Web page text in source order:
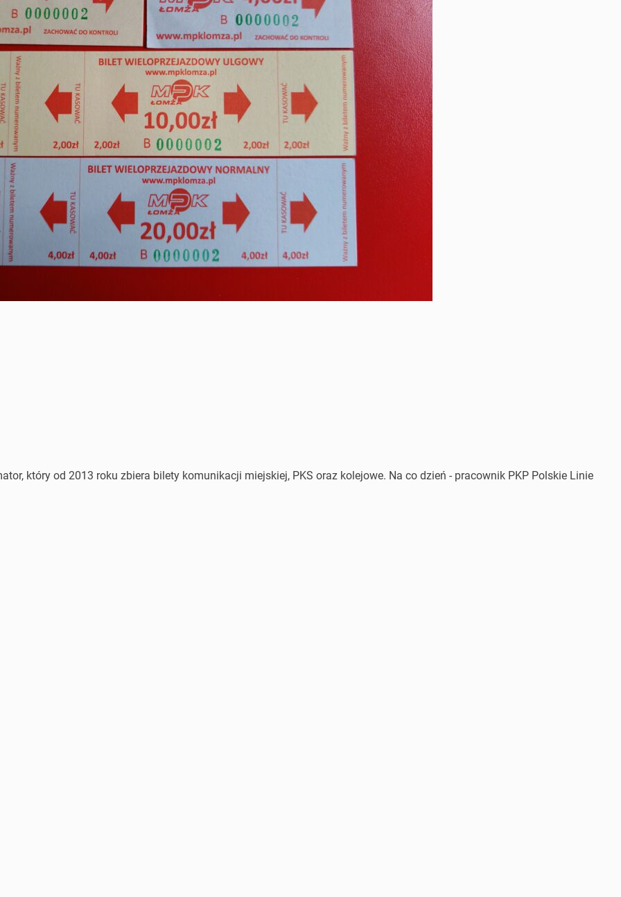
który od 2013 roku zbiera bilety komunikacji miejskiej, PKS oraz kolejowe. Na co dzień - pracownik PKP Polskie Linie